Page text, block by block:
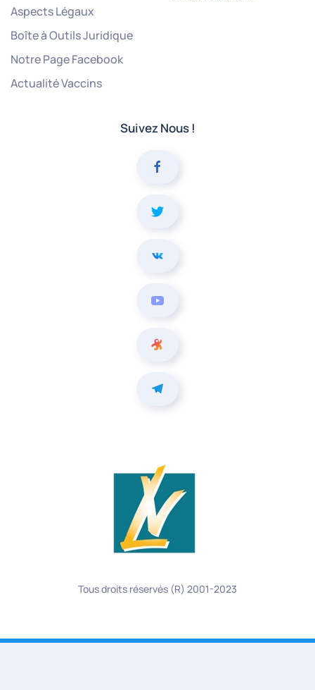
Aspects Légaux
Boîte à Outils Juridique
Notre Page Facebook
Actualité Vaccins
Suivez Nous !
Tous droits réservés (R) 2001-2023